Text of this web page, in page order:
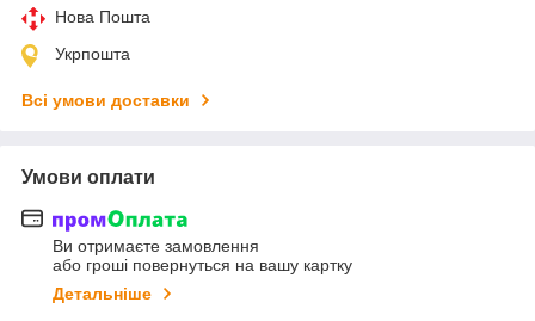
Нова Пошта
Укрпошта
Всі умови доставки
Умови оплати
Ви отримаєте замовлення
або гроші повернуться на вашу картку
Детальніше